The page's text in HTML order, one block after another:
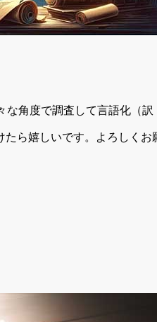
な角度で調査して言語化（訳
ら嬉しいです。よろしくお